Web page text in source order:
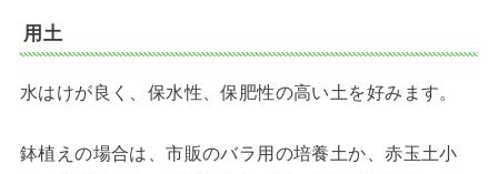
用土
水はけが良く、保水性、保肥性の高い土を好みます。
鉢植えの場合は、市販のバラ用の培養土か、赤玉土小